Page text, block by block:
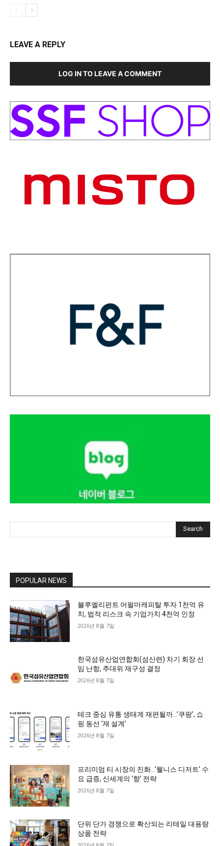
LEAVE A REPLY
LOG IN TO LEAVE A COMMENT
Search
POPULAR NEWS
블루엘리펀트 어펄마캐피탈 투자 1천억 유
치, 법적 리스크 속 기업가치 4천억 인정
2026년 8월 7일
한국섬유산업연합회(섬산련) 차기 회장 선
임 난항, 추대위 재구성 결정
2026년 8월 7일
테크 중심 유통 생태계 재편될까…’쿠팡’, 쇼
핑 동선 ‘재 설계’
2026년 8월 7일
프리미엄 티 시장의 진화…’웰니스 디저트’ 수
요 급증, 신세계의 ‘향’ 전략
2026년 8월 7일
단위 단가 경쟁으로 확산되는 리테일 대용량
상품 전략